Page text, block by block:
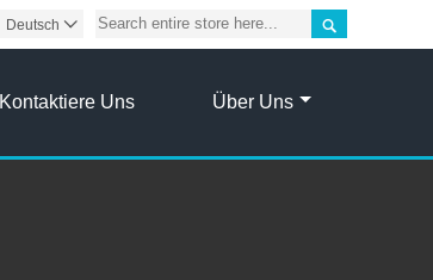

Deutsch 
Kontaktiere Uns Über Uns